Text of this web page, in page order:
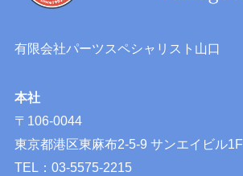
有限会社パーツスペシャリスト山口
本社
〒106-0044
東京都港区東麻布2-5-9 サンエイビル1F
TEL：03-5575-2215